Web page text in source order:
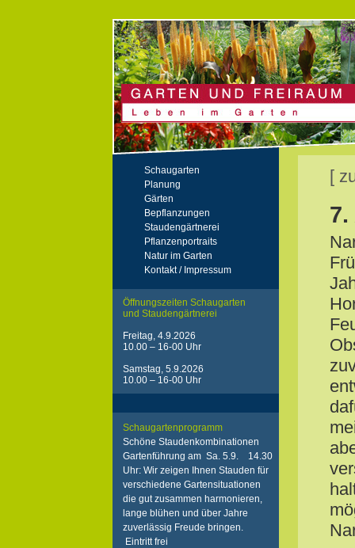
Schaugarten
Planung
Gärten
Bepflanzungen
Staudengärtnerei
Pflanzenportraits
Natur im Garten
Kontakt / Impressum
Öffnungszeiten Schaugarten
und Staudengärtnerei
Freitag, 4.9.2026
10.00 – 16-00 Uhr
Samstag, 5.9.2026
10.00 – 16-00 Uhr
Schaugartenprogramm
Schöne Staudenkombinationen
Gartenführung am Sa. 5.9. 14.30
Uhr: Wir zeigen Ihnen Stauden für
verschiedene Gartensituationen
die gut zusammen harmonieren,
lange blühen und über Jahre
zuverlässig Freude bringen.
Eintritt frei
[